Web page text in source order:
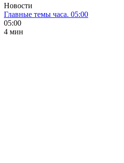
Новости
Главные темы часа. 05:00
05:00
4 мин